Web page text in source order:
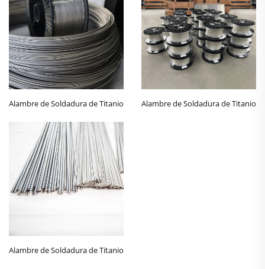
Alambre de Soldadura de Titanio Alambre de Soldadura de Titanio
Alambre de Soldadura de Titanio